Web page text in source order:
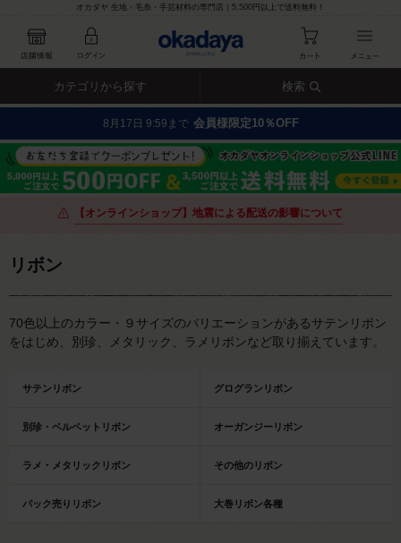
オカダヤ 生地・毛糸・手芸材料の専門店｜5,500円以上で送料無料！
カテゴリから探す 検索
8月17日 9:59まで 会員様限定10％OFF
【オンラインショップ】地震による配送の影響について
リボン
70色以上のカラー・９サイズのバリエーションがあるサテンリボン
をはじめ、別珍、メタリック、ラメリボンなど取り揃えています。
サテンリボン グログランリボン
別珍・ベルベットリボン オーガンジーリボン
ラメ・メタリックリボン その他のリボン
パック売りリボン 大巻リボン各種